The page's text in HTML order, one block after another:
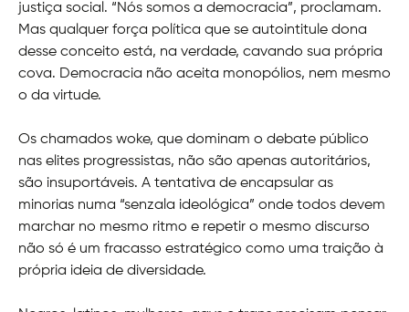
justiça social. “Nós somos a democracia”, proclamam.
Mas qualquer força política que se autointitule dona
desse conceito está, na verdade, cavando sua própria
cova. Democracia não aceita monopólios, nem mesmo
o da virtude.
Os chamados woke, que dominam o debate público
nas elites progressistas, não são apenas autoritários,
são insuportáveis. A tentativa de encapsular as
minorias numa “senzala ideológica” onde todos devem
marchar no mesmo ritmo e repetir o mesmo discurso
não só é um fracasso estratégico como uma traição à
própria ideia de diversidade.